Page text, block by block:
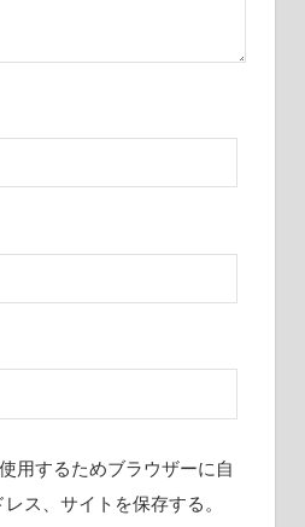
用するためブラウザーに自
ス、サイトを保存する。